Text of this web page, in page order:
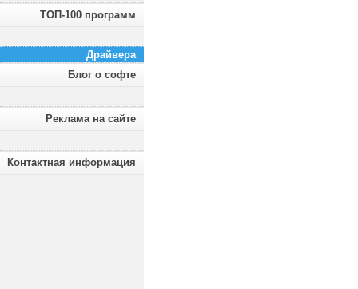
ТОП-100 программ
Драйвера
Блог о софте
Реклама на сайте
Контактная информация